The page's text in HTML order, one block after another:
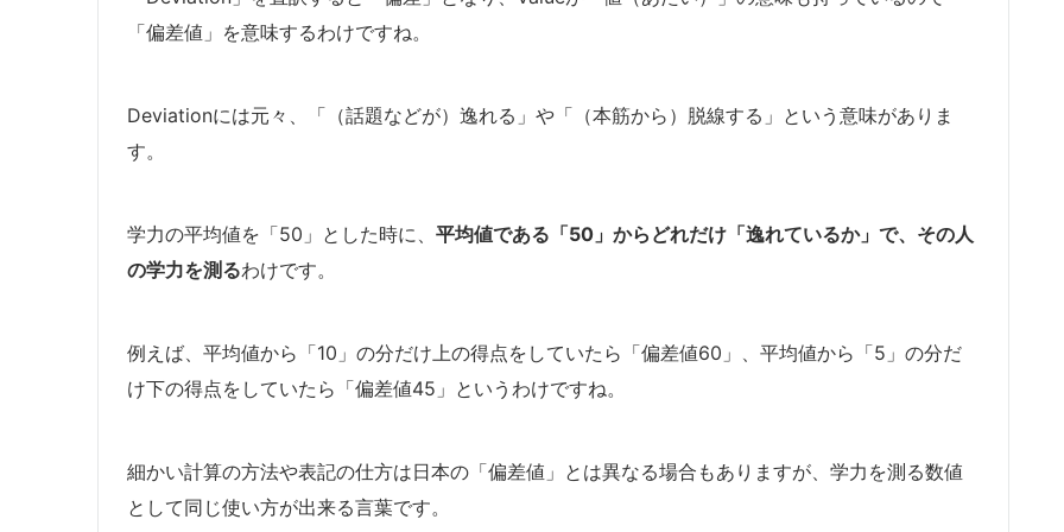
「偏差値」を意味するわけですね。
Deviationには元々、「（話題などが）逸れる」や「（本筋から）脱線する」という意味がありま
す。
学力の平均値を「50」とした時に、 平均値である「50」からどれだけ「逸れているか」で、その人
の学力を測るわけです。
例えば、平均値から「10」の分だけ上の得点をしていたら「偏差値60」、平均値から「5」の分だ
け下の得点をしていたら「偏差値45」というわけですね。
細かい計算の方法や表記の仕方は日本の「偏差値」とは異なる場合もありますが、学力を測る数値
として同じ使い方が出来る言葉です。